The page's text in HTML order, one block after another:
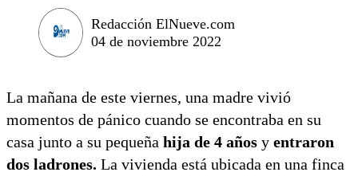
Redacción ElNueve.com
04 de noviembre 2022
La mañana de este viernes, una madre vivió
momentos de pánico cuando se encontraba en su
casa junto a su pequeña hija de 4 años y entraron
dos ladrones. La vivienda está ubicada en una finca